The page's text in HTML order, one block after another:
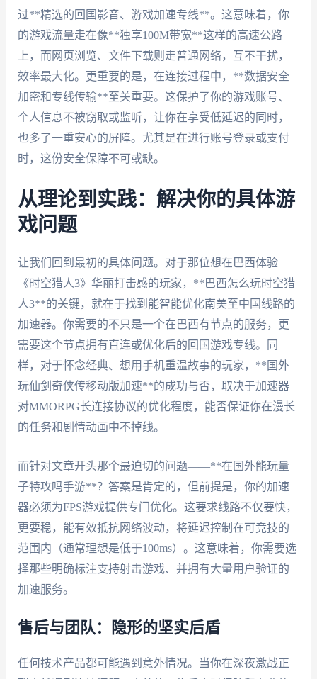
过**精选的回国影音、游戏加速专线**。这意味着，你
的游戏流量走在像**独享100M带宽**这样的高速公路
上，而网页浏览、文件下载则走普通网络，互不干扰，
效率最大化。更重要的是，在连接过程中，**数据安全
加密和专线传输**至关重要。这保护了你的游戏账号、
个人信息不被窃取或监听，让你在享受低延迟的同时，
也多了一重安心的屏障。尤其是在进行账号登录或支付
时，这份安全保障不可或缺。
从理论到实践：解决你的具体游
戏问题
让我们回到最初的具体问题。对于那位想在巴西体验
《时空猎人3》华丽打击感的玩家，**巴西怎么玩时空猎
人3**的关键，就在于找到能智能优化南美至中国线路的
加速器。你需要的不只是一个在巴西有节点的服务，更
需要这个节点拥有直连或优化后的回国游戏专线。同
样，对于怀念经典、想用手机重温故事的玩家，**国外
玩仙剑奇侠传移动版加速**的成功与否，取决于加速器
对MMORPG长连接协议的优化程度，能否保证你在漫长
的任务和剧情动画中不掉线。
而针对文章开头那个最迫切的问题——**在国外能玩量
子特攻吗手游**？答案是肯定的，但前提是，你的加速
器必须为FPS游戏提供专门优化。这要求线路不仅要快，
更要稳，能有效抵抗网络波动，将延迟控制在可竞技的
范围内（通常理想是低于100ms）。这意味着，你需要选
择那些明确标注支持射击游戏、并拥有大量用户验证的
加速服务。
售后与团队：隐形的坚实后盾
任何技术产品都可能遇到意外情况。当你在深夜激战正